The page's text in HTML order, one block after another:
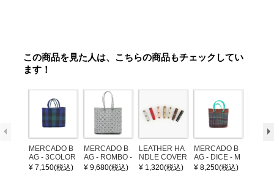
この商品を見た人は、こちらの商品もチェックしてい
ます！
MERCADO B
AG - 3COLOR
S CHECK - Bl
ack / Dark Gre
¥ 7,150(税込)
MERCADO B
AG - ROMBO -
LONG HANDL
E - Silver / Whi
¥ 9,680(税込)
LEATHER HA
NDLE COVER
¥ 1,320(税込)
MERCADO B
AG - DICE - M
OSAIC - Copp
er / Navy / Mint
¥ 8,250(税込)